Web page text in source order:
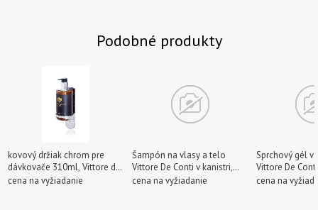
Podobné produkty
kovový držiak chrom pre
dávkovače 310ml, Vittore de
Conti
cena na vyžiadanie
Šampón na vlasy a telo
Vittore De Conti v kanistri,
5.000 ml
cena na vyžiadanie
Sprchový gél v
Vittore De Conti
cena na